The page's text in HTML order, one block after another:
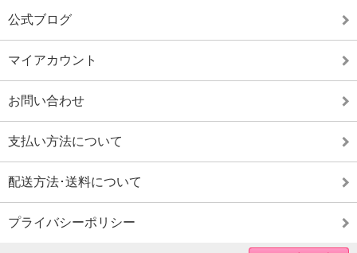
公式ブログ
マイアカウント
お問い合わせ
支払い方法について
配送方法･送料について
プライバシーポリシー